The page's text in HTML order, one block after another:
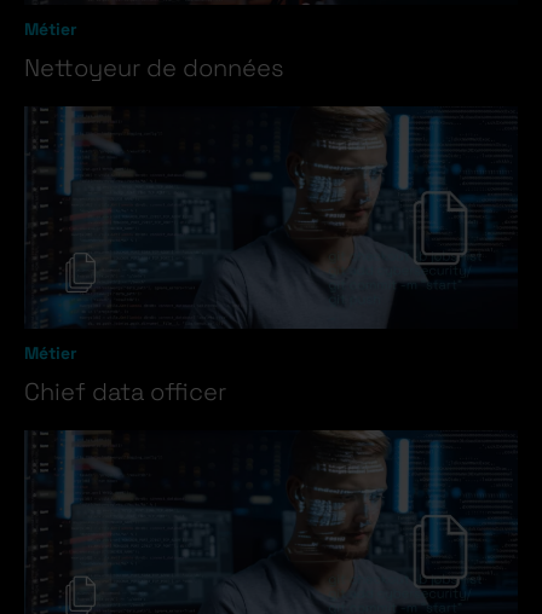
Métier
Nettoyeur de données
Métier
Chief data officer